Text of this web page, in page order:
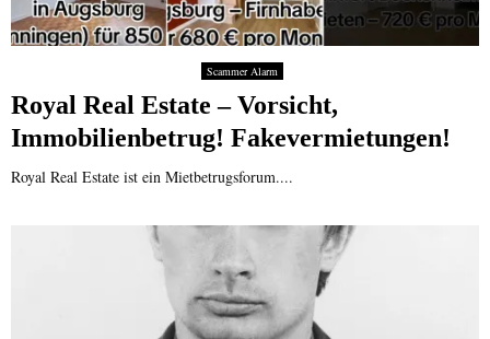
Scammer Alarm
Royal Real Estate – Vorsicht,
Immobilienbetrug! Fakevermietungen!
Royal Real Estate ist ein Mietbetrugsforum....